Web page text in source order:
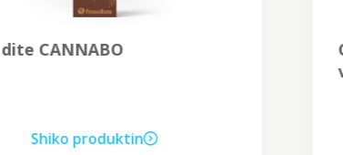
CANNABO Reven plus krem për